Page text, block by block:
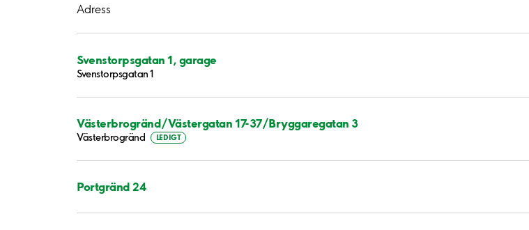
Adress
Svenstorpsgatan 1, garage
Svenstorpsgatan 1
Västerbrogränd/Västergatan 17-37/Bryggaregatan 3
Västerbrogränd LEDIGT
Portgränd 24